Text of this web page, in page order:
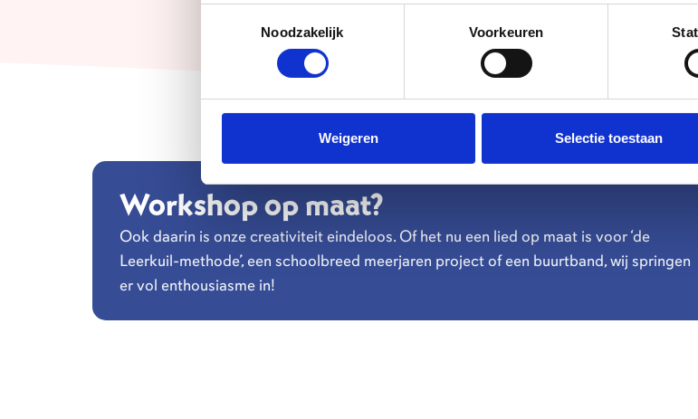
Noodzakelijk
Voorkeuren
Weigeren Selectie toestaan
Workshop op maat?
Ook daarin is onze creativiteit eindeloos. Of het nu een lied op maat is voor ‘de
Leerkuil-methode’, een schoolbreed meerjaren project of een buurtband, wij springen
er vol enthousiasme in!